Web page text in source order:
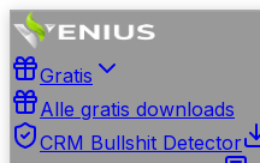
Gratis
Alle gratis downloads
CRM Bullshit Detector